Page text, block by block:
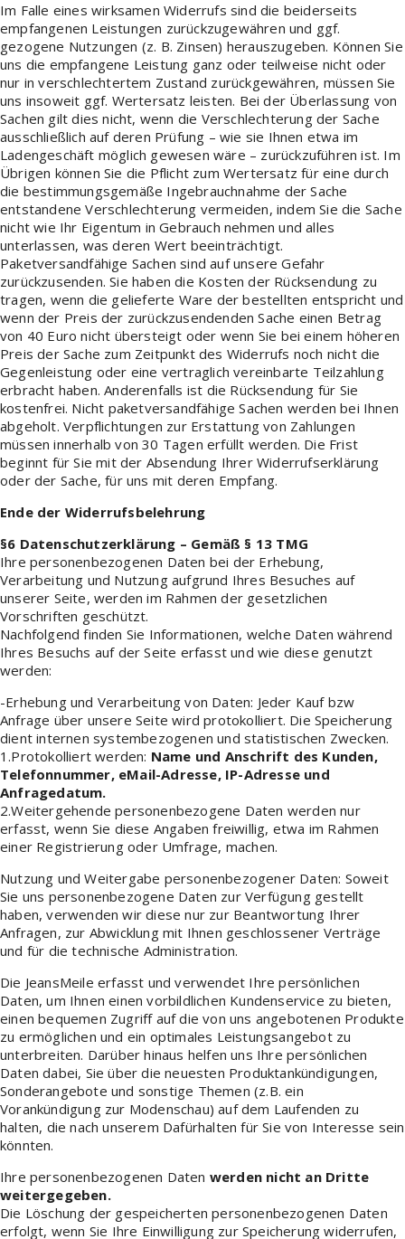
Im Falle eines wirksamen Widerrufs sind die beiderseits
empfangenen Leistungen zurückzugewähren und ggf.
gezogene Nutzungen (z. B. Zinsen) herauszugeben. Können Sie
uns die empfangene Leistung ganz oder teilweise nicht oder
nur in verschlechtertem Zustand zurückgewähren, müssen Sie
uns insoweit ggf. Wertersatz leisten. Bei der Überlassung von
Sachen gilt dies nicht, wenn die Verschlechterung der Sache
ausschließlich auf deren Prüfung – wie sie Ihnen etwa im
Ladengeschäft möglich gewesen wäre – zurückzuführen ist. Im
Übrigen können Sie die Pflicht zum Wertersatz für eine durch
die bestimmungsgemäße Ingebrauchnahme der Sache
entstandene Verschlechterung vermeiden, indem Sie die Sache
nicht wie Ihr Eigentum in Gebrauch nehmen und alles
unterlassen, was deren Wert beeinträchtigt.
Paketversandfähige Sachen sind auf unsere Gefahr
zurückzusenden. Sie haben die Kosten der Rücksendung zu
tragen, wenn die gelieferte Ware der bestellten entspricht und
wenn der Preis der zurückzusendenden Sache einen Betrag
von 40 Euro nicht übersteigt oder wenn Sie bei einem höheren
Preis der Sache zum Zeitpunkt des Widerrufs noch nicht die
Gegenleistung oder eine vertraglich vereinbarte Teilzahlung
erbracht haben. Anderenfalls ist die Rücksendung für Sie
kostenfrei. Nicht paketversandfähige Sachen werden bei Ihnen
abgeholt. Verpflichtungen zur Erstattung von Zahlungen
müssen innerhalb von 30 Tagen erfüllt werden. Die Frist
beginnt für Sie mit der Absendung Ihrer Widerrufserklärung
oder der Sache, für uns mit deren Empfang.
Ende der Widerrufsbelehrung
§6 Datenschutzerklärung – Gemäß § 13 TMG
Ihre personenbezogenen Daten bei der Erhebung,
Verarbeitung und Nutzung aufgrund Ihres Besuches auf
unserer Seite, werden im Rahmen der gesetzlichen
Vorschriften geschützt.
Nachfolgend finden Sie Informationen, welche Daten während
Ihres Besuchs auf der Seite erfasst und wie diese genutzt
werden:
-Erhebung und Verarbeitung von Daten: Jeder Kauf bzw
Anfrage über unsere Seite wird protokolliert. Die Speicherung
dient internen systembezogenen und statistischen Zwecken.
1.Protokolliert werden: Name und Anschrift des Kunden,
Telefonnummer, eMail-Adresse, IP-Adresse und
Anfragedatum.
2.Weitergehende personenbezogene Daten werden nur
erfasst, wenn Sie diese Angaben freiwillig, etwa im Rahmen
einer Registrierung oder Umfrage, machen.
Nutzung und Weitergabe personenbezogener Daten: Soweit
Sie uns personenbezogene Daten zur Verfügung gestellt
haben, verwenden wir diese nur zur Beantwortung Ihrer
Anfragen, zur Abwicklung mit Ihnen geschlossener Verträge
und für die technische Administration.
Die JeansMeile erfasst und verwendet Ihre persönlichen
Daten, um Ihnen einen vorbildlichen Kundenservice zu bieten,
einen bequemen Zugriff auf die von uns angebotenen Produkte
zu ermöglichen und ein optimales Leistungsangebot zu
unterbreiten. Darüber hinaus helfen uns Ihre persönlichen
Daten dabei, Sie über die neuesten Produktankündigungen,
Sonderangebote und sonstige Themen (z.B. ein
Vorankündigung zur Modenschau) auf dem Laufenden zu
halten, die nach unserem Dafürhalten für Sie von Interesse sein
könnten.
Ihre personenbezogenen Daten werden nicht an Dritte
weitergegeben.
Die Löschung der gespeicherten personenbezogenen Daten
erfolgt, wenn Sie Ihre Einwilligung zur Speicherung widerrufen,